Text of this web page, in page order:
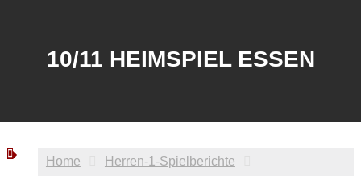
10/11 HEIMSPIEL ESSEN
Home
Herren-1-Spielberichte